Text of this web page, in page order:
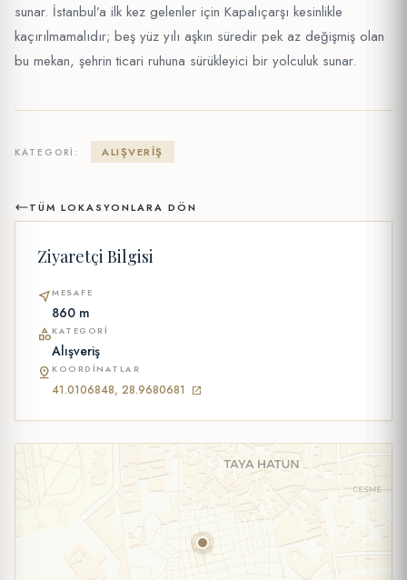
sunar. İstanbul’a ilk kez gelenler için Kapalıçarşı kesinlikle
kaçırılmamalıdır; beş yüz yılı aşkın süredir pek az değişmiş olan
bu mekan, şehrin ticari ruhuna sürükleyici bir yolculuk sunar.
KATEGORI: ALIŞVERIŞ
TÜM LOKASYONLARA DÖN
Ziyaretçi Bilgisi
near_meMESAFE
860 m
categoryKATEGORI
Alışveriş
pin_drop KOORDINATLAR
41.0106848, 28.9680681 open_in_new